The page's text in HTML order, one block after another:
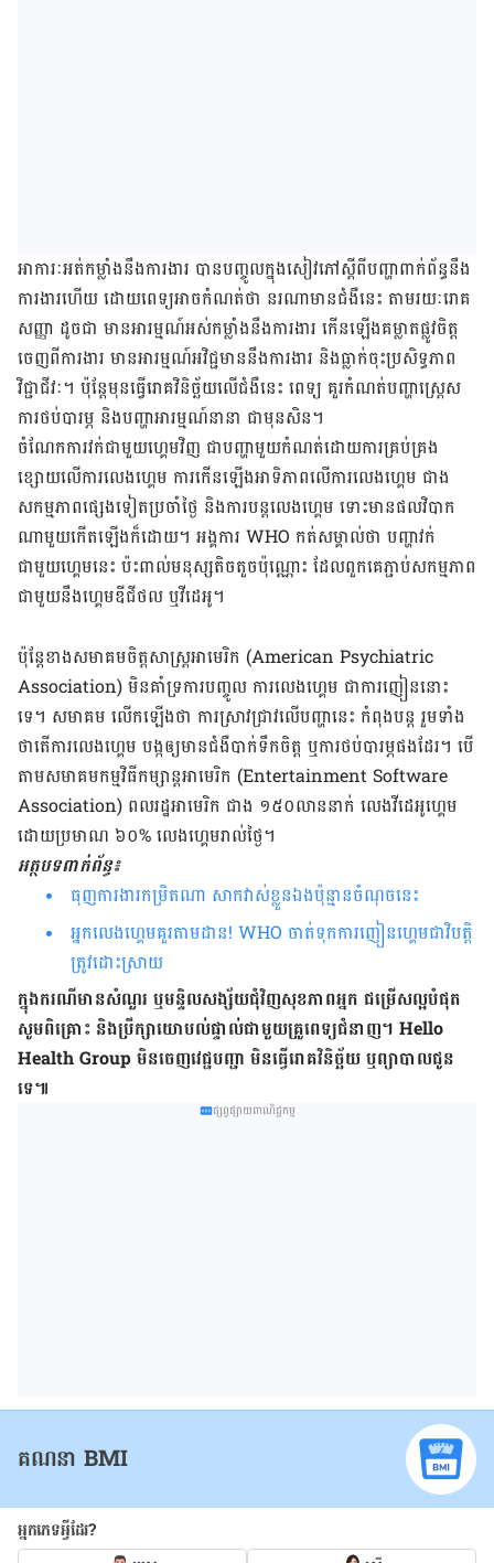
អាការៈ​អត់កម្លាំង​នឹង​ការងារ បាន​បញ្ចូល​ក្នុង​សៀវភៅ​ស្ដីពី​បញ្ហា​ពាក់ព័ន្ធ​នឹង​
ការងារ​ហើយ ដោយ​ពេទ្យ​អាច​កំណត់​ថា នរណា​មាន​ជំងឺ​នេះ តាមរយៈ​រោគ​
សញ្ញា ដូចជា មានអារម្មណ៍​អស់​កម្លាំង​នឹង​ការងារ កើនឡើងគម្លាត​ផ្លូវចិត្ត​
ចេញពី​ការងារ មាន​អារម្មណ៍​អវិជ្ជមាន​នឹង​ការងារ និង​ធ្លាក់ចុះ​ប្រសិទ្ធភាព​
វិជ្ជាជីវៈ។ ប៉ុន្ដែ​មុន​ធ្វើ​រោគវិនិច្ឆ័យ​លើ​ជំងឺ​នេះ ពេទ្យ គួរ​កំណត់​បញ្ហា​ស្ត្រេស
ការ​ថប់​បារម្ភ និង​បញ្ហា​អារម្មណ៍​នានា ជាមុន​សិន។
ចំណែក​ការ​វក់​ជាមួយ​ហ្គេម​វិញ ជា​បញ្ហា​មួយកំណត់​ដោយ​ការ​គ្រប់គ្រង​
ខ្សោយ​លើ​ការ​លេងហ្គេម ការ​កើនឡើង​អាទិភាព​លើ​ការ​លេងហ្គេម ជាង​
សកម្មភាព​ផ្សេងទៀត​ប្រចាំ​ថ្ងៃ និង​ការ​បន្ដ​លេង​ហ្គេម ទោះ​មាន​ផលវិបាក​
ណាមួយ​កើតឡើង​ក៏ដោយ។ អង្គការ WHO កត់សម្គាល់​ថា បញ្ហា​វក់​
ជាមួយ​ហ្គេម​នេះ ប៉ះពាល់​មនុស្ស​តិចតួច​ប៉ុណ្ណោះ ដែល​ពួកគេ​ភ្ជាប់​សកម្មភាព
ជាមួយ​នឹង​ហ្គេម​ឌីជីថល ឬ​វីដេអូ។
ប៉ុន្ដែ​ខាង​សមាគម​ចិត្ត​សាស្ត្រ​អាមេរិក (American Psychiatric
Association) មិន​គាំទ្រ​ការ​បញ្ចូល ការ​លេងហ្គេម ជា​ការ​ញៀន​នោះ
ទេ។ សមាគម លើកឡើង​ថា ការស្រាវជ្រាវ​លើ​បញ្ហា​នេះ កំពុង​បន្ដ រួមទាំង​
ថាតើ​ការ​លេង​ហ្គេម បង្ក​ឲ្យ​មាន​ជំងឺ​បាក់ទឹកចិត្ត ឬ​ការ​ថប់បារម្ភ​ផងដែរ។ បើ
តាម​សមាគម​កម្មវិធី​កម្សាន្ត​អាមេរិក (Entertainment Software
Association) ពលរដ្ឋ​អាមេរិក ជាង ១៥០​លាន​នាក់ លេង​វីដេអូ​ហ្គេម
ដោយ​ប្រមាណ ៦០% លេង​ហ្គេម​រាល់​ថ្ងៃ។
អត្ថបទពាក់ព័ន្ធ៖
ធុញ​ការងារ​កម្រិត​ណា សាក​វាស់​ខ្លួន​ឯង​ប៉ុន្មាន​ចំណុច​នេះ
អ្នក​លេង​ហ្គេម​​គួរ​តាម​ដាន!​ WHO ​ចាត់​ទុក​ការ​ញៀន​​ហ្គេម​​ជា​​​​វិបត្តិ​
ត្រូវ​ដោះស្រាយ
ក្នុងករណីមានសំណួរ ឬមន្ទិលសង្ស័យជុំវិញសុខភាពអ្នក ជម្រើសល្អបំផុត
សូមពិគ្រោះ និងប្រឹក្សាយោបល់​ផ្ទាល់ជាមួយគ្រូពេទ្យជំនាញ។ Hello
Health Group មិនចេញវេជ្ជបញ្ជា មិនធ្វើរោគវិនិច្ឆ័យ ឬព្យាបាលជូន
ទេ៕
ផ្សព្វផ្សាយពាណិជ្ជកម្ម
គណនា BMI
អ្នកភេទអ្វីដែរ?